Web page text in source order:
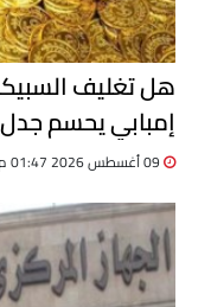
هل تغليف
إمبابي يحسم